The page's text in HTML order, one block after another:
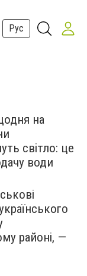
Рус
на
світло: це
води
районі, —